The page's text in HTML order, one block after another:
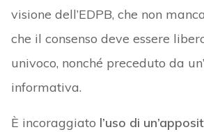
visione dell’EDPB, che non
che il consenso deve essere
univoco, nonché preceduto da
informativa.
È incoraggiato l’uso di